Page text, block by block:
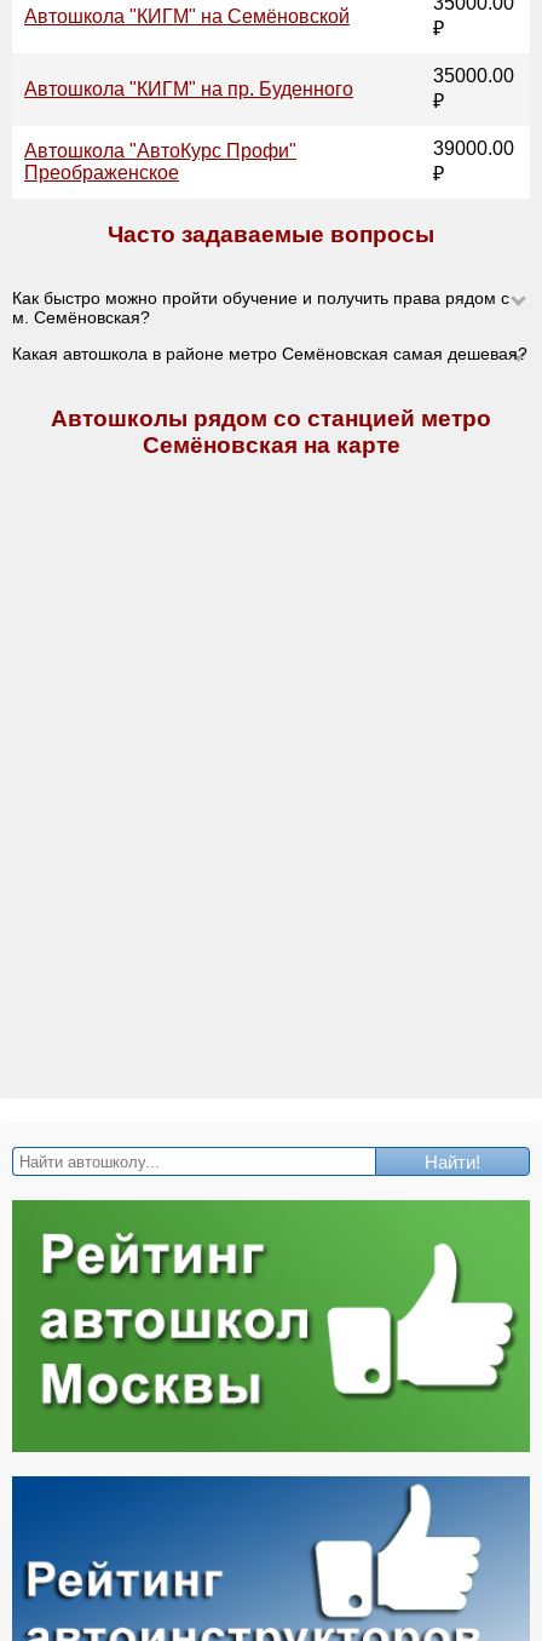
Автошкола "КИГМ" на Семёновской
₽
Автошкола "КИГМ" на пр. Буденного
35000.00
₽
Автошкола "АвтоКурс Профи"
Преображенское
39000.00
₽
Часто задаваемые вопросы
Как быстро можно пройти обучение и получить права рядом с
м. Семёновская?
Какая автошкола в районе метро Семёновская самая дешевая?
Автошколы рядом со станцией метро
Семёновская на карте
Найти!